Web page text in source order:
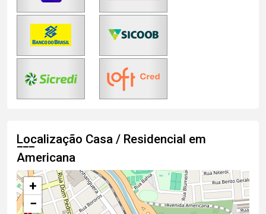
Localização Casa / Residencial em
Americana
+
−